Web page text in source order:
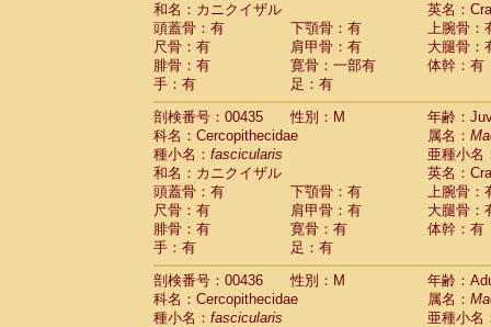
和名：カニクイザル
英名：
頭蓋骨：有
下顎骨：有
上腕骨：
尺骨：有
肩甲骨：有
大腿骨：
腓骨：有
寛骨：一部有
体幹：有
手：有
足：有
剖検番号：00435
性別：M
年齢：
科名：Cercopithecidae
属名：
種小名： fascicularis
亜種小名
和名：カニクイザル
英名：
頭蓋骨：有
下顎骨：有
上腕骨：
尺骨：有
肩甲骨：有
大腿骨：
腓骨：有
寛骨：有
体幹：有
手：有
足：有
剖検番号：00436
性別：M
年齢：
科名：Cercopithecidae
属名：
種小名： fascicularis
亜種小名